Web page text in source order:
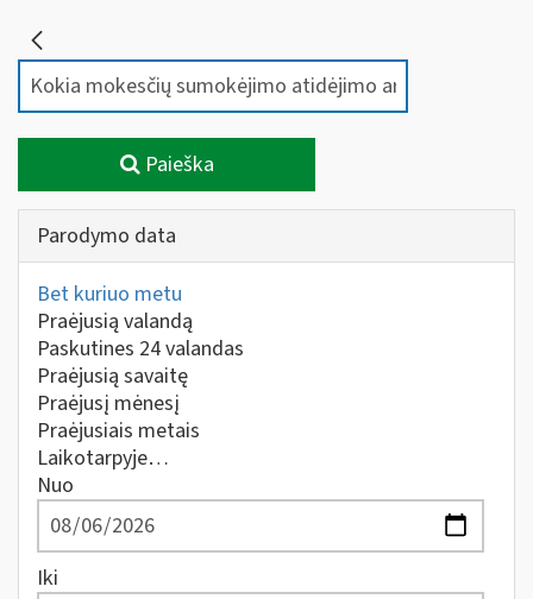
Paieška
Parodymo data
Bet kuriuo metu
Praėjusią valandą
Paskutines 24 valandas
Praėjusią savaitę
Praėjusį mėnesį
Praėjusiais metais
Laikotarpyje…
Nuo
Iki